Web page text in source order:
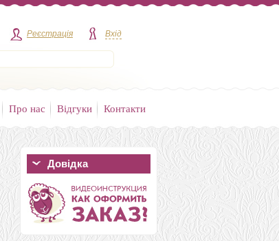
Реєстрація Вхід
Про нас Відгуки Контакти
Довідка